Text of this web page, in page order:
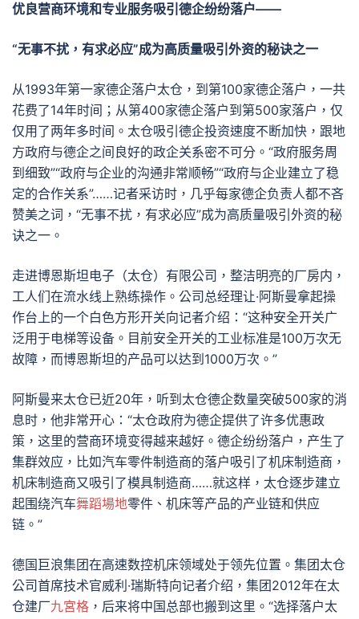
优良营商环境和专业服务吸引德企纷纷落户——
“无事不扰，有求必应”成为高质量吸引外资的秘诀之一
从1993年第一家德企落户太仓，到第100家德企落户，一共
花费了14年时间；从第400家德企落户到第500家落户，仅
仅用了两年多时间。太仓吸引德企投资速度不断加快，跟地
方政府与德企之间良好的政企关系密不可分。“政府服务周
到细致”“政府与企业的沟通非常顺畅”“政府与企业建立了稳
定的合作关系”……记者采访时，几乎每家德企负责人都不吝
赞美之词，“无事不扰，有求必应”成为高质量吸引外资的秘
诀之一。
走进博恩斯坦电子（太仓）有限公司，整洁明亮的厂房内，
工人们在流水线上熟练操作。公司总经理让·阿斯曼拿起操
作台上的一个白色方形开关向记者介绍：“这种安全开关广
泛用于电梯等设备。目前安全开关的工业标准是100万次无
故障，而博恩斯坦的产品可以达到1000万次。”
阿斯曼来太仓已近20年，听到太仓德企数量突破500家的消
息时，他非常开心：“太仓政府为德企提供了许多优惠政
策，这里的营商环境变得越来越好。德企纷纷落户，产生了
集群效应，比如汽车零件制造商的落户吸引了机床制造商，
机床制造商又吸引了模具制造商……就这样，太仓逐步建立
起围绕汽车舞蹈場地零件、机床等产品的产业链和供应
链。”
德国巨浪集团在高速数控机床领域处于领先位置。集团太仓
公司首席技术官威利·瑞斯特向记者介绍，集团2012年在太
仓建厂九宮格 ，后来将中国总部也搬到这里。“选择落户太